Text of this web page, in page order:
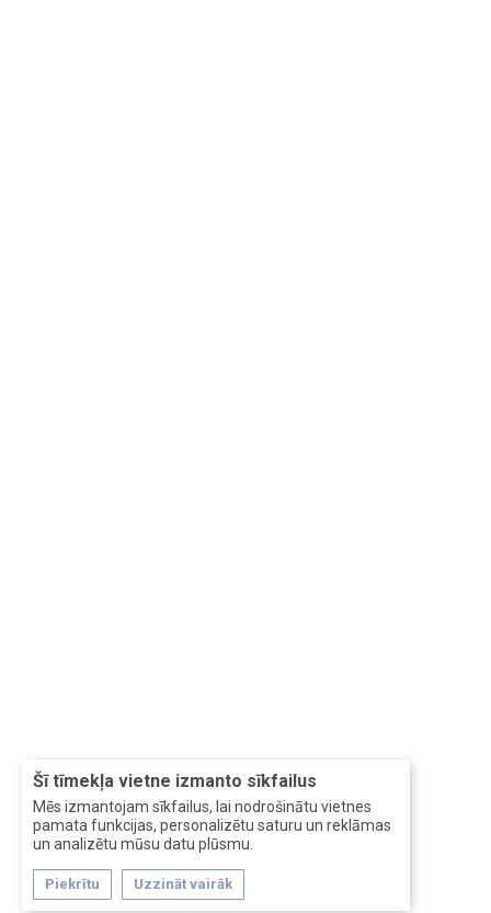
Šī tīmekļa vietne izmanto sīkfailus
Mēs izmantojam sīkfailus, lai nodrošinātu vietnes
pamata funkcijas, personalizētu saturu un reklāmas
un analizētu mūsu datu plūsmu.
Piekrītu Uzzināt vairāk